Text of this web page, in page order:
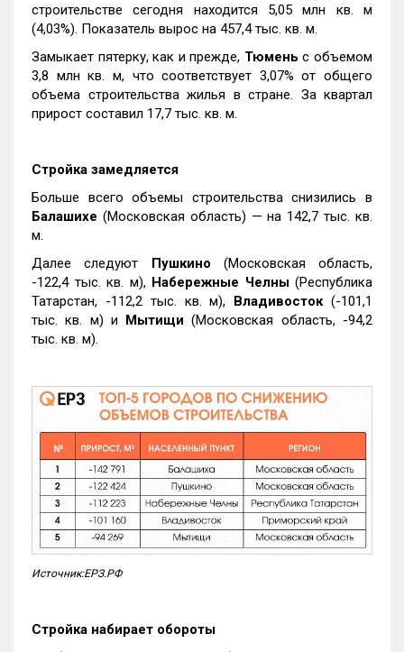
строительстве сегодня находится 5,05 млн кв. м
(4,03%). Показатель вырос на 457,4 тыс. кв. м.
Замыкает пятерку, как и прежде, Тюмень с объемом
3,8 млн кв. м, что соответствует 3,07% от общего
объема строительства жилья в стране. За квартал
прирост составил 17,7 тыс. кв. м.
Стройка замедляется
Больше всего объемы строительства снизились в
Балашихе (Московская область) — на 142,7 тыс. кв.
м.
Далее следуют Пушкино (Московская область,
-122,4 тыс. кв. м), Набережные Челны(Республика
Татарстан, -112,2 тыс. кв. м), Владивосток(-101,1
тыс. кв. м) и Мытищи (Московская область, -94,2
тыс. кв. м).
Источник:ЕРЗ.РФ
Стройка набирает обороты